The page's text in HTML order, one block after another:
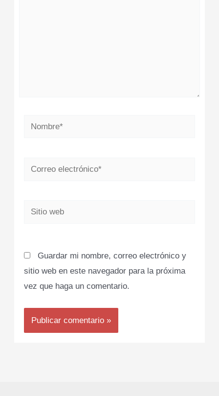
Nombre*
Correo
Sitio
Guardar mi nombre, correo electrónico y
sitio web en este navegador para la próxima
vez que haga un comentario.